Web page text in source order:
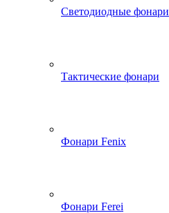
Светодиодные фонари
Тактические фонари
Фонари Fenix
Фонари Ferei